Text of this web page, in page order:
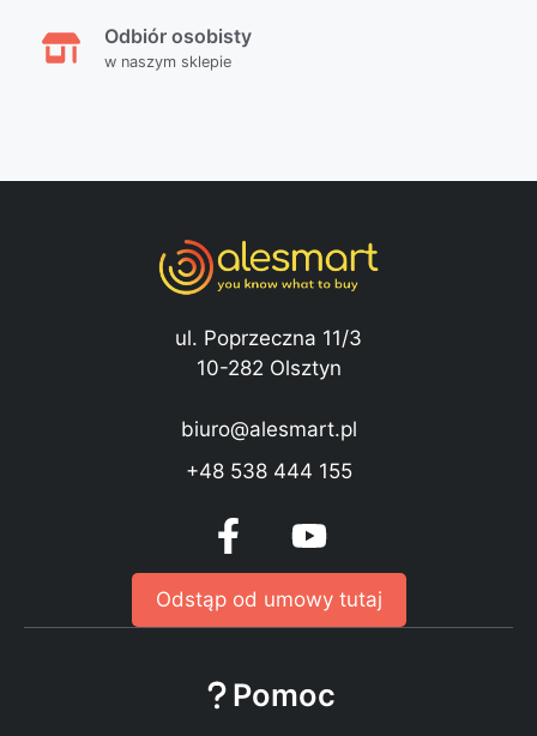
Odbiór osobisty
w naszym sklepie
ul. Poprzeczna 11/3
10-282 Olsztyn
biuro@alesmart.pl
+48 538 444 155
Odstąp od umowy tutaj
Pomoc